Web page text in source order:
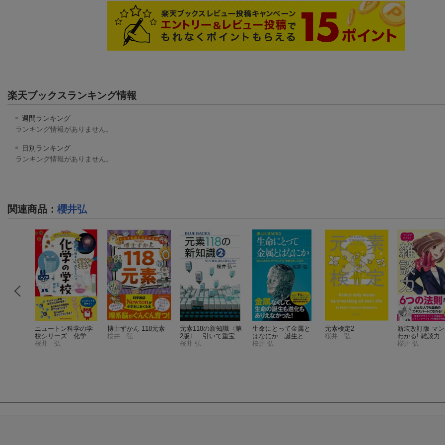
楽天ブックスランキング情報
週間ランキング
ランキング情報がありません。
日別ランキング
ランキング情報がありません。
関連商品 ： 櫻井弘
ニュートン科学の学
校シリーズ 化学の
学校
桜井 弘
博士ずかん 118元素
桜井 弘
元素118の新知識〈第
2版〉 引いて重宝、
読んでおもしろい
桜井 弘
生命にとって金属と
はなにか 誕生と進
化のカギをにぎる
桜井 弘
元素検定2
桜井 弘
新装改訂版 マ
わかる! 雑談力
櫻井 弘